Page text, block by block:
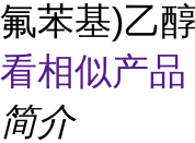
氟苯基)乙
看相似产
简介